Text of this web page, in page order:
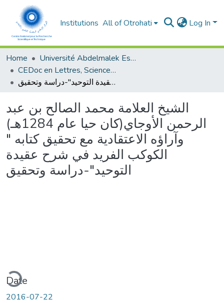
Institutions All of Otrohati Log In
Home
Université Abdelmalek Essaâdi - Tétouan
CEDoc en Lettres, Sciences Humaines, Doctrine, Arts et Sciences de l’Education (CED - LSHDASE)
الشيخ العلامة محمد الصالح بن عبد الرحمن الأوجاي(كان حيا عام 1284هـ) وآراؤه الاعتقادية مع تحقيق كتابه " الكوكب الفريد في شرح عقيدة التوحيد"-دراسة وتحقيق
الشيخ العلامة محمد الصالح بن عبد
الرحمن الأوجاي(كان حيا عام 1284هـ)
وآراؤه الاعتقادية مع تحقيق كتابه "
الكوكب الفريد في شرح عقيدة
التوحيد"-دراسة وتحقيق
Date
2016-07-22